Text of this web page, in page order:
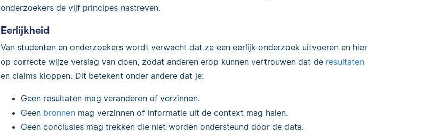
onderzoekers de vijf principes nastreven.
Eerlijkheid
Van studenten en onderzoekers wordt verwacht dat ze een eerlijk onderzoek uitvoeren en hier
op correcte wijze verslag van doen, zodat anderen erop kunnen vertrouwen dat de resultaten
en claims kloppen. Dit betekent onder andere dat je:
Geen resultaten mag veranderen of verzinnen.
Geen bronnen mag verzinnen of informatie uit de context mag halen.
Geen conclusies mag trekken die niet worden ondersteund door de data.